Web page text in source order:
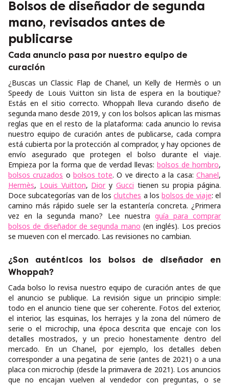
Bolsos de diseñador de segunda
mano, revisados antes de
publicarse
Cada anuncio pasa por nuestro equipo de
curación
¿Buscas un Classic Flap de Chanel, un Kelly de Hermès o un
Speedy de Louis Vuitton sin lista de espera en la boutique?
Estás en el sitio correcto. Whoppah lleva curando diseño de
segunda mano desde 2019, y con los bolsos aplican las mismas
reglas que en el resto de la plataforma: cada anuncio lo revisa
nuestro equipo de curación antes de publicarse, cada compra
está cubierta por la protección al comprador, y hay opciones de
envío asegurado que protegen el bolso durante el viaje.
Empieza por la forma que de verdad llevas: bolsos de hombro,
bolsos cruzados o bolsos tote. O ve directo a la casa:Chanel,
Hermès, Louis Vuitton, Dior y Gucci tienen su propia página.
Doce subcategorías van de losclutches a losbolsos de viaje: el
camino más rápido suele ser la estantería concreta. ¿Primera
vez en la segunda mano? Lee nuestra guía para comprar
bolsos de diseñador de segunda mano (en inglés). Los precios
se mueven con el mercado. Las revisiones no cambian.
¿Son auténticos los bolsos de diseñador en
Whoppah?
Cada bolso lo revisa nuestro equipo de curación antes de que
el anuncio se publique. La revisión sigue un principio simple:
todo en el anuncio tiene que ser coherente. Fotos del exterior,
el interior, las esquinas, los herrajes y la zona del número de
serie o el microchip, una época descrita que encaje con los
detalles mostrados, y un precio honestamente dentro del
mercado. En un Chanel, por ejemplo, los detalles deben
corresponder a una pegatina de serie (antes de 2021) o a una
placa con microchip (desde la primavera de 2021). Los anuncios
que no encajan vuelven al vendedor con preguntas, o se